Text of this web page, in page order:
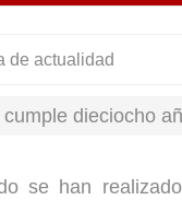
de actualidad
dieciocho
se han